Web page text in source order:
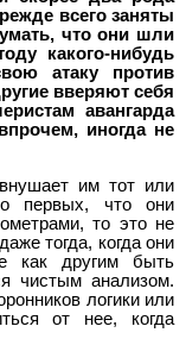
всего заняты
что они шли
какого-нибудь
атаку против
вверяют себя
авангарда
иногда не
им тот или
первых, что они
то это не
тогда, когда они
как другим быть
чистым анализом.
логики или
от нее, когда